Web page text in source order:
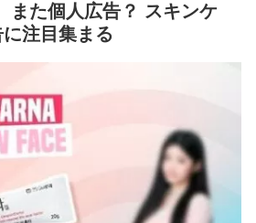
また個人広告？ スキンケ
注目集まる